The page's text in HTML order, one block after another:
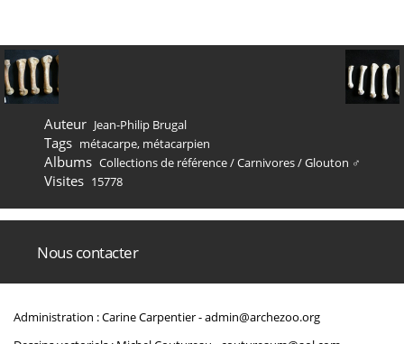
Auteur Jean-Philip Brugal
Tags métacarpe, métacarpien
Albums Collections de référence/Carnivores/Glouton ♂
Visites 15778
Nous contacter
Administration : Carine Carpentier -admin@archezoo.org